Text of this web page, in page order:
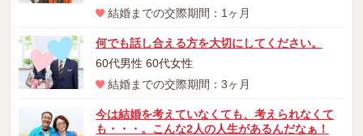
結婚までの交際期間：1ヶ月
何でも話し合える方を大切にしてください。
60代男性 60代女性
結婚までの交際期間：3ヶ月
今は結婚を考えていなくても、考えられなくて
も・・・。こんな2人の人生があるんだなぁ！